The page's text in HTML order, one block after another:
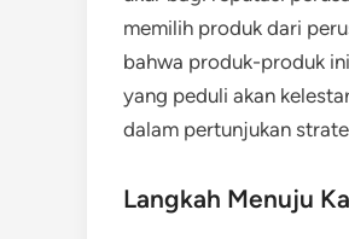
memilih produk dari
bahwa produk-produk
yang peduli akan
dalam pertunjukan
Langkah Menuju